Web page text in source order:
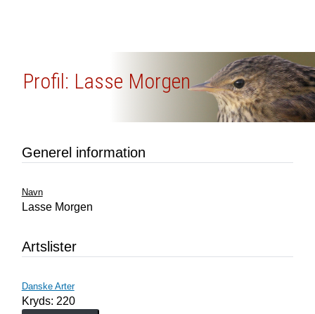
Profil: Lasse Morgen
Generel information
Navn
Lasse Morgen
Artslister
Danske Arter
Kryds: 220